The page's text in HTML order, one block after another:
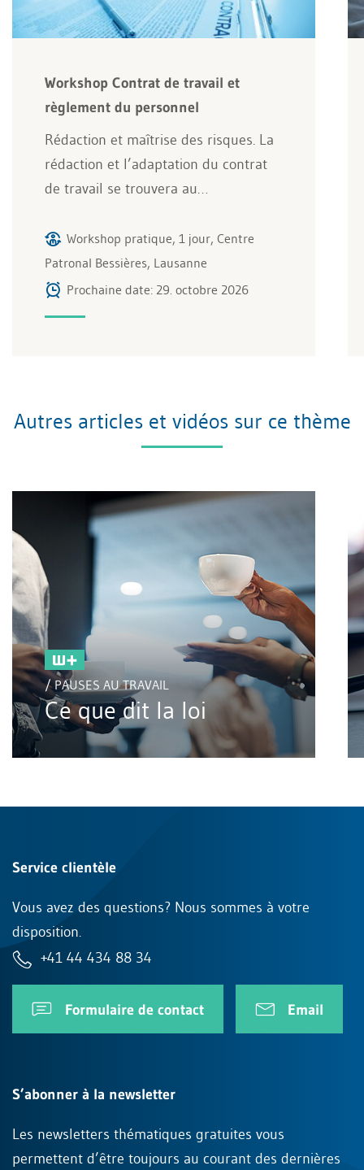
Workshop Contrat de travail et
règlement du personnel
Rédaction et maîtrise des risques. La
rédaction et l’adaptation du contrat
de travail se trouvera au…
Workshop pratique, 1 jour, Centre
Patronal Bessières, Lausanne
Prochaine date: 29. octobre 2026
Autres articles et vidéos sur ce thème
/ PAUSES AU TRAVAIL
Ce que dit la loi
Service clientèle
Vous avez des questions? Nous sommes à votre
disposition.
+41 44 434 88 34
Formulaire de contact Email
S’abonner à la newsletter
Les newsletters thématiques gratuites vous
permettent d’être toujours au courant des dernières